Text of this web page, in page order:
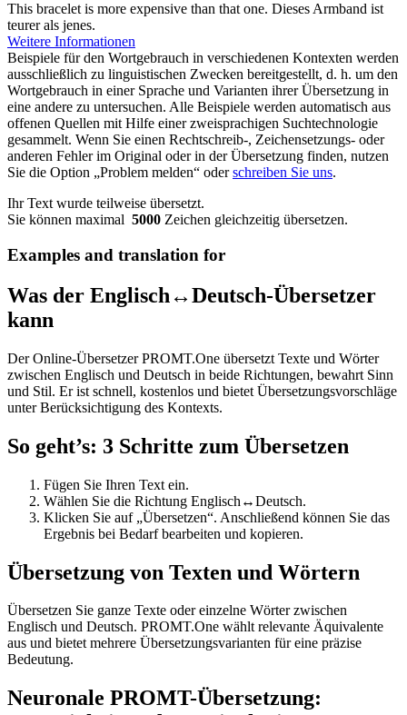
This bracelet is more expensive than that one. Dieses Armband ist
teurer als jenes.
Weitere Informationen
Beispiele für den Wortgebrauch in verschiedenen Kontexten werden
ausschließlich zu linguistischen Zwecken bereitgestellt, d. h. um den
Wortgebrauch in einer Sprache und Varianten ihrer Übersetzung in
eine andere zu untersuchen. Alle Beispiele werden automatisch aus
offenen Quellen mit Hilfe einer zweisprachigen Suchtechnologie
gesammelt. Wenn Sie einen Rechtschreib-, Zeichensetzungs- oder
anderen Fehler im Original oder in der Übersetzung finden, nutzen
Sie die Option „Problem melden“ oderschreiben Sie uns.
Ihr Text wurde teilweise übersetzt.
Sie können maximal 5000 Zeichen gleichzeitig übersetzen.
Examples and translation for
Was der Englisch↔Deutsch-Übersetzer
kann
Der Online-Übersetzer PROMT.One übersetzt Texte und Wörter
zwischen Englisch und Deutsch in beide Richtungen, bewahrt Sinn
und Stil. Er ist schnell, kostenlos und bietet Übersetzungsvorschläge
unter Berücksichtigung des Kontexts.
So geht’s: 3 Schritte zum Übersetzen
Fügen Sie Ihren Text ein.
Wählen Sie die Richtung Englisch↔Deutsch.
Klicken Sie auf „Übersetzen“. Anschließend können Sie das
Ergebnis bei Bedarf bearbeiten und kopieren.
Übersetzung von Texten und Wörtern
Übersetzen Sie ganze Texte oder einzelne Wörter zwischen
Englisch und Deutsch. PROMT.One wählt relevante Äquivalente
aus und bietet mehrere Übersetzungsvarianten für eine präzise
Bedeutung.
Neuronale PROMT-Übersetzung: